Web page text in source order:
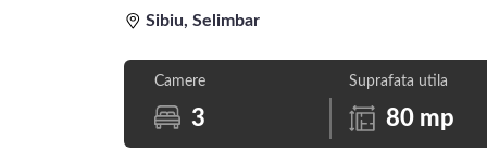
Sibiu, Selimbar
Camere
3
Suprafata utila
80 mp